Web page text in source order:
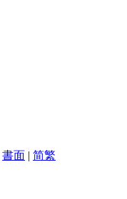
書面 | 简繁